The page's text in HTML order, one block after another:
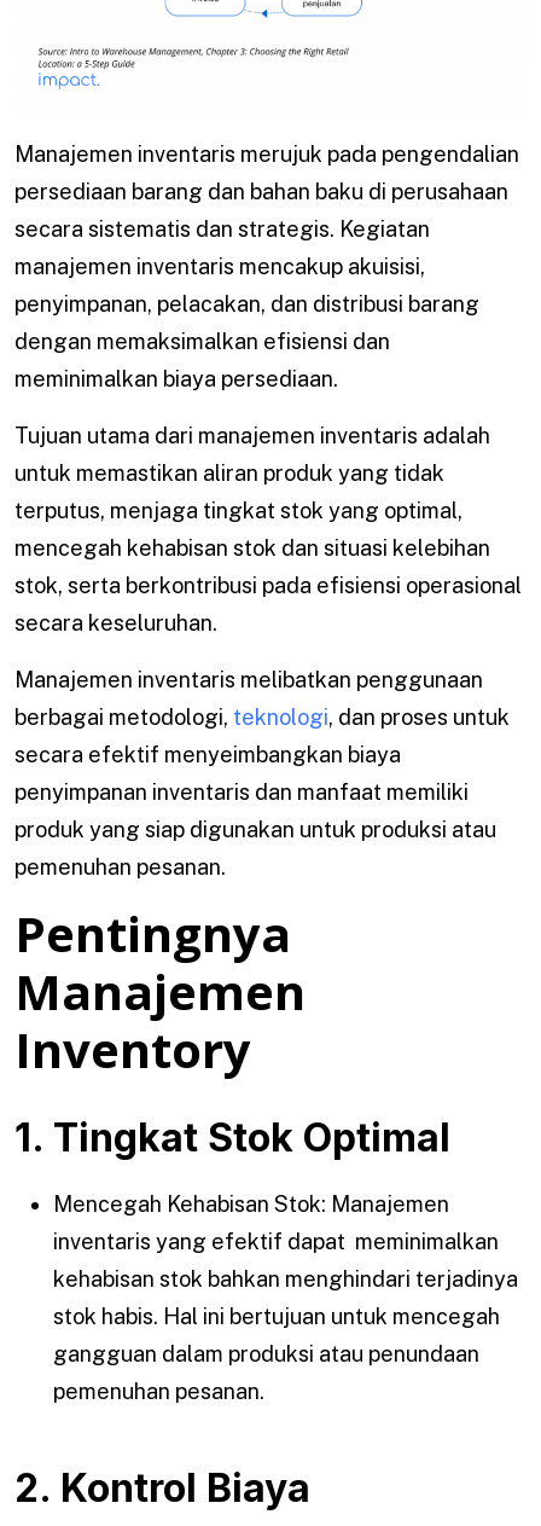
Manajemen inventaris merujuk pada pengendalian
persediaan barang dan bahan baku di perusahaan
secara sistematis dan strategis. Kegiatan
manajemen inventaris mencakup akuisisi,
penyimpanan, pelacakan, dan distribusi barang
dengan memaksimalkan efisiensi dan
meminimalkan biaya persediaan.
Tujuan utama dari manajemen inventaris adalah
untuk memastikan aliran produk yang tidak
terputus, menjaga tingkat stok yang optimal,
mencegah kehabisan stok dan situasi kelebihan
stok, serta berkontribusi pada efisiensi operasional
secara keseluruhan.
Manajemen inventaris melibatkan penggunaan
berbagai metodologi, teknologi, dan proses untuk
secara efektif menyeimbangkan biaya
penyimpanan inventaris dan manfaat memiliki
produk yang siap digunakan untuk produksi atau
pemenuhan pesanan.
Pentingnya
Manajemen
Inventory
1. Tingkat Stok Optimal
Mencegah Kehabisan Stok: Manajemen
inventaris yang efektif dapat meminimalkan
kehabisan stok bahkan menghindari terjadinya
stok habis. Hal ini bertujuan untuk mencegah
gangguan dalam produksi atau penundaan
pemenuhan pesanan.
2. Kontrol Biaya